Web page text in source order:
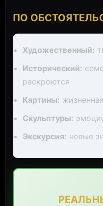
ПО
Художественный:
Исторический:
раскроются
Картины:
Скульптуры:
Экскурсия: новые